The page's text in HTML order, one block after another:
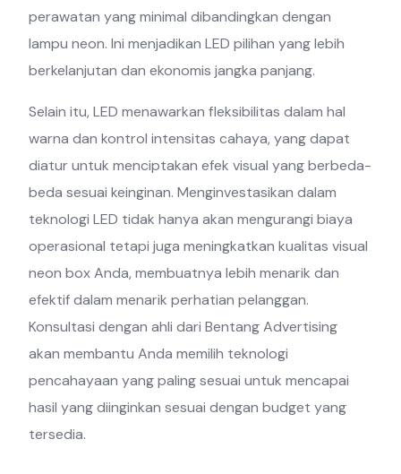
perawatan yang minimal dibandingkan dengan
lampu neon. Ini menjadikan LED pilihan yang lebih
berkelanjutan dan ekonomis jangka panjang.
Selain itu, LED menawarkan fleksibilitas dalam hal
warna dan kontrol intensitas cahaya, yang dapat
diatur untuk menciptakan efek visual yang berbeda-
beda sesuai keinginan. Menginvestasikan dalam
teknologi LED tidak hanya akan mengurangi biaya
operasional tetapi juga meningkatkan kualitas visual
neon box Anda, membuatnya lebih menarik dan
efektif dalam menarik perhatian pelanggan.
Konsultasi dengan ahli dari Bentang Advertising
akan membantu Anda memilih teknologi
pencahayaan yang paling sesuai untuk mencapai
hasil yang diinginkan sesuai dengan budget yang
tersedia.